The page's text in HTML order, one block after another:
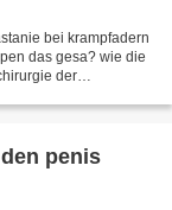
bei krampfadern
das gesa? wie die
der
penis